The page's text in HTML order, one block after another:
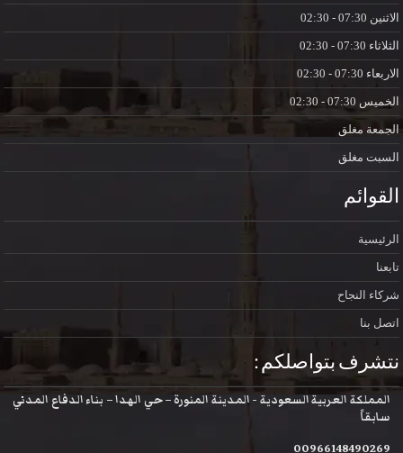
الاثنين
الثلاثاء
الاربعاء
الخميس
الجمعة مغلق
السبت مغلق
القوائم
الرئيسية
تابعنا
شركاء النجاح
اتصل بنا
نتشرف بتواصلكم :
المملكة العربية السعودية - المدينة المنورة – حي الهدا – بناء الدفاع المدني
سابقاً
00966148490269